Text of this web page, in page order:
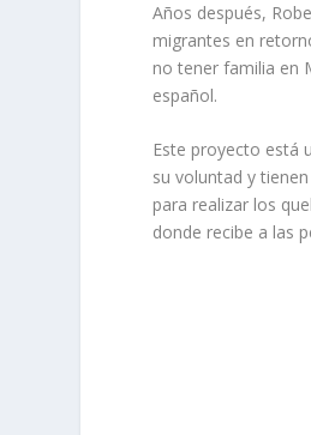
Años después,
migrantes en
no tener familia en
español.
Este proyecto está
su voluntad y
para realizar los
donde recibe a las